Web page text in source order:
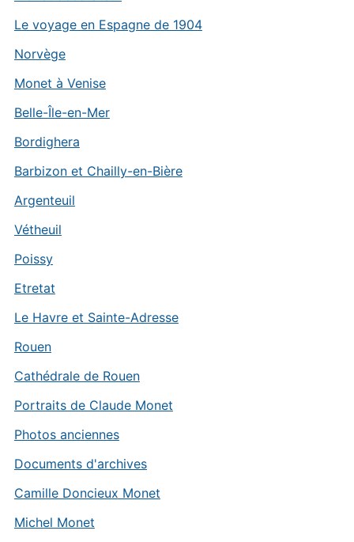
Le voyage en Espagne de 1904
Norvège
Monet à Venise
Belle-Île-en-Mer
Bordighera
Barbizon et Chailly-en-Bière
Argenteuil
Vétheuil
Poissy
Etretat
Le Havre et Sainte-Adresse
Rouen
Cathédrale de Rouen
Portraits de Claude Monet
Photos anciennes
Documents d'archives
Camille Doncieux Monet
Michel Monet